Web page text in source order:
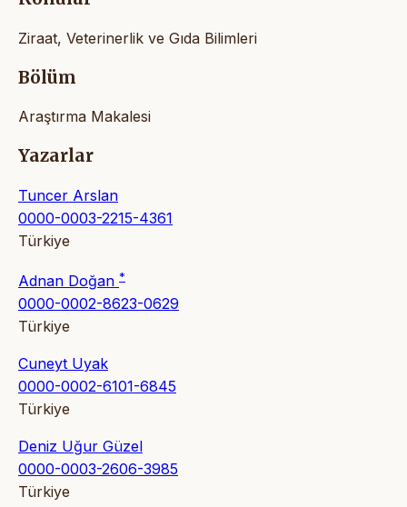
Ziraat, Veterinerlik ve Gıda Bilimleri
Bölüm
Araştırma Makalesi
Yazarlar
Tuncer Arslan
0000-0003-2215-4361
Türkiye
Adnan Doğan *
0000-0002-8623-0629
Türkiye
Cuneyt Uyak
0000-0002-6101-6845
Türkiye
Deniz Uğur Güzel
0000-0003-2606-3985
Türkiye